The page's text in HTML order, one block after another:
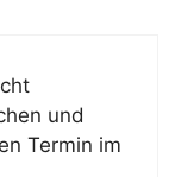
und
Termin im